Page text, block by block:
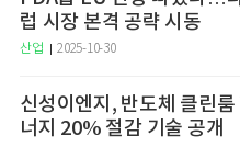
럽 시장 본격 공략 시동
산업 2025-10-30
신성이엔지, 반도체 클린
너지 20% 절감 기술 공개